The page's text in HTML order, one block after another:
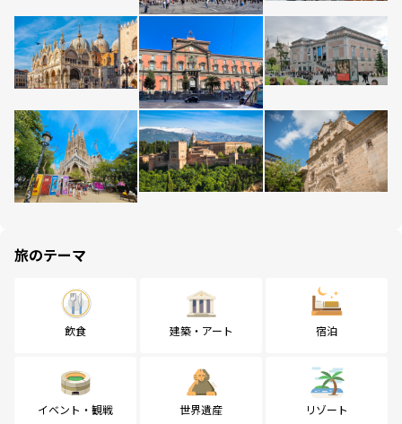
旅のテーマ
飲食 建築・アート 宿泊
イベント・観戦 世界遺産 リゾート